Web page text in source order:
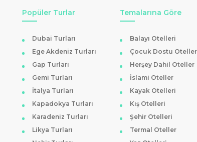
otel bulunmaktadır. , zengin
misafirler için idealdir.
Ankara ve İstanbul'dan düzenli olarak kış sezonunda otobüs
Popüler Turlar
Dubai Turları
Ege Akdeniz Turları
Gap Turları
Gemi Turları
İtalya Turları
Kapadokya Turları
Karadeniz Turları
Likya Turları
Temalarına Göre
Balayı Otelleri
Çocuk Dostu Oteller
Herşey Dahil Oteller
İslami Oteller
Kayak Otelleri
Kış Otelleri
Şehir Otelleri
Termal Oteller